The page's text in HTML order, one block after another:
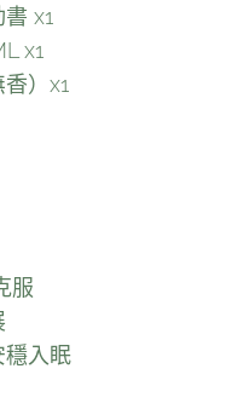
x1
x1
）x1
服
穩入眠